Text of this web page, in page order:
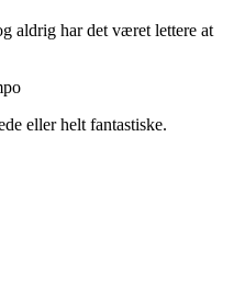
aldrig har det været lettere at
eller helt fantastiske.